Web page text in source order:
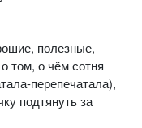
полезные,
том, о чём сотня
перепечатала),
подтянуть за